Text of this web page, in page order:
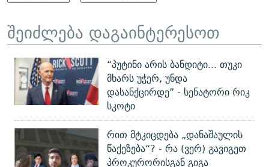
შეიძლება დაგაინტერესოთ
“პუტინი არის ბანდიტი... თუკი
მხარს უჭერ, უნდა
დასანქცირდე” - სენატორი რიკ
სკოტი
რით მტკიცდება „დანაშაულის
წაქეზება“? - რა (ვერ) გავიგეთ
პროკურორისგან გიგა